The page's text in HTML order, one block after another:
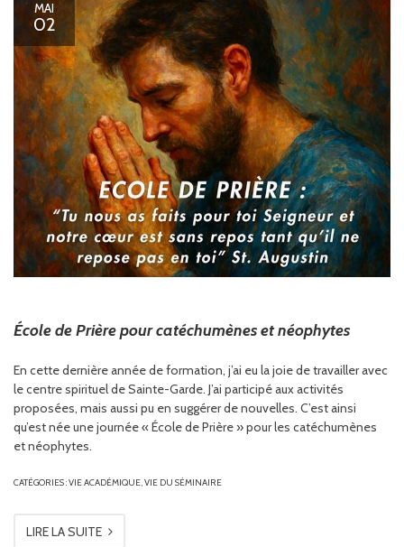
MAI
02
École de Prière pour catéchumènes et néophytes
En cette dernière année de formation, j’ai eu la joie de travailler avec
le centre spirituel de Sainte-Garde. J’ai participé aux activités
proposées, mais aussi pu en suggérer de nouvelles. C’est ainsi
qu’est née une journée « École de Prière » pour les catéchumènes
et néophytes.
CATÉGORIES :VIE ACADÉMIQUE,VIE DU SÉMINAIRE
LIRE LA SUITE